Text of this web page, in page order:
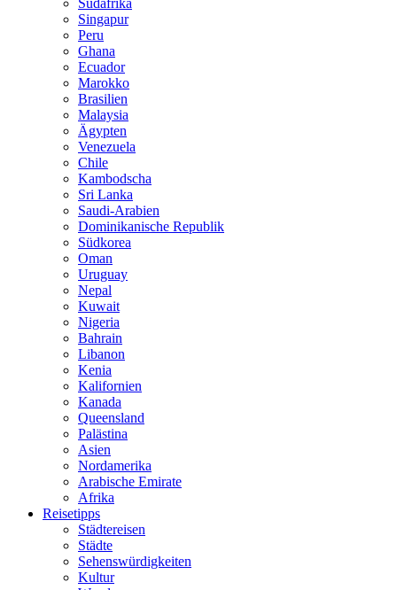
Südafrika
Singapur
Peru
Ghana
Ecuador
Marokko
Brasilien
Malaysia
Ägypten
Venezuela
Chile
Kambodscha
Sri Lanka
Saudi-Arabien
Dominikanische Republik
Südkorea
Oman
Uruguay
Nepal
Kuwait
Nigeria
Bahrain
Libanon
Kenia
Kalifornien
Kanada
Queensland
Palästina
Asien
Nordamerika
Arabische Emirate
Afrika
Reisetipps
Städtereisen
Städte
Sehenswürdigkeiten
Kultur